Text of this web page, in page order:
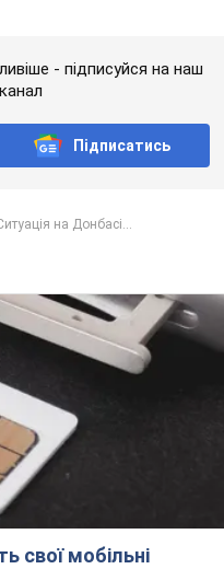
- підписуйся на наш
Підписатись
на Донбасі...
свої мобільні